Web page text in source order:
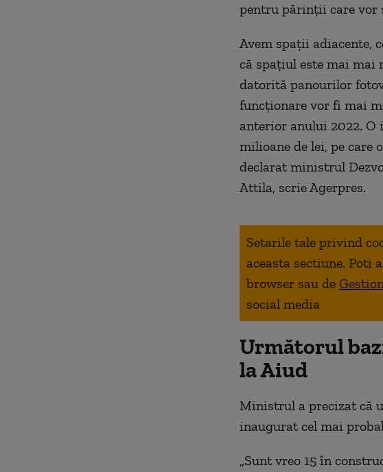
pentru părinţii care vor
Avem spaţii adiacente,
că spaţiul este mai mai
datorită panourilor
funcţionare vor fi mai
anterior anului 2022. O
milioane de lei, pe care
declarat ministrul
Attila, scrie Agerpres.
Setarile tale privind
aceasta sectiune. Poti
browser sau de
social media
Următorul
la Aiud
Ministrul a precizat că
inaugurat cel mai
„Sunt vreo 15 în